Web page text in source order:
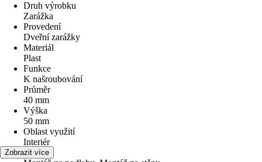
Druh výrobku
Zarážka
Provedení
Dveřní zarážky
Materiál
Plast
Funkce
K našroubování
Průměr
40 mm
Výška
50 mm
Oblast využití
Interiér
Využití
Zobrazit více